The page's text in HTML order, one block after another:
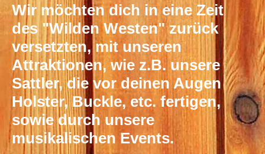
Wir möchten dich in eine Zeit
des "Wilden Westen" zurück
versetzten, mit unseren
Attraktionen, wie z.B. unsere
Sattler, die vor deinen Augen
Holster, Buckle, etc. fertigen,
sowie durch unsere
musikalischen Events.